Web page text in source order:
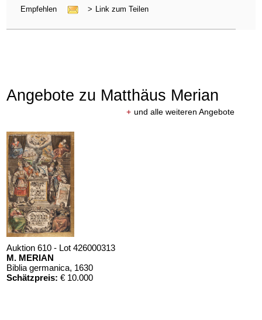
Empfehlen > Link zum Teilen
Angebote zu Matthäus Merian
+ und alle weiteren Angebote
Auktion 610 - Lot 426000313
M. MERIAN
Biblia germanica, 1630
Schätzpreis: € 10.000